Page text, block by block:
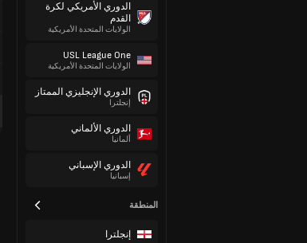
الدوري الأمريكي لكرة
القدم
الولايات المتحدة الأمريكية
USL League One
الولايات المتحدة الأمريكية
الدوري الإنجليزي الممتاز
إنجلترا
الدوري الألماني
ألمانيا
الدوري الإسباني
إسبانيا
المنطقة
إنجلترا